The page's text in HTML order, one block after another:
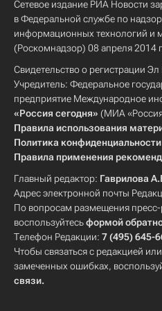
Сетевое издание РИА Новости
в Федеральной службе по
информационных технологий и
(Роскомнадзор) 08 апреля 2014
Свидетельство о регистрации
Учредитель: Федеральное
предприятие Международное
«Россия сегодня» (МИА
Правила использования
Политика конфиденциальности
Правила применения
Главный редактор: Гаврилова
Адрес электронной почты
По вопросам размещения
воспользуйтесьформой
Телефон Редакции: 7 (495) 645-
Чтобы связаться с редакцией
замеченных ошибках,
связи.